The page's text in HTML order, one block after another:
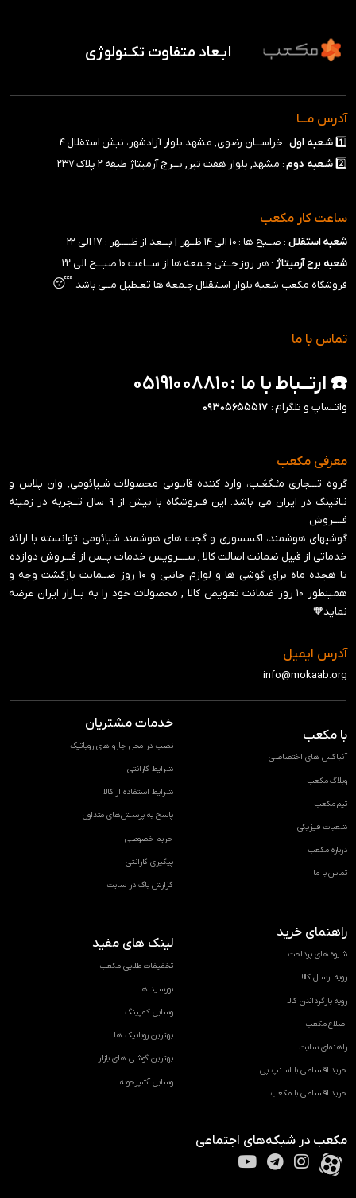
ابـعاد متفاوت تکـنولوژی
آدرس مـــا
1️⃣ شـعبه اول: خراســـان رضوی, مشهد،بلوار آزادشهر، نبش استقلال ۴
2️⃣ شـعبه دوم: مشهد, بلوار هفت تیر, بـــرج آرمیتاژ طبقه ۲ پلاک ۲۳۷
ساعت کار مکعب
شعبه استقلال : صــبح ها : ۱۰ الی ۱۴ ظــهر |
بـــعد از ظـــــهر : ۱۷ الی ۲۲
شعبه برج آرمیتاژ : هر روز حــتی جـمعه ها از ســـاعت ۱۰ صبـــح الی ۲۲
فروشگاه مکعب شعبه بلوار اسـتقلال جـمعه ها تعـطیل مــی باشد
😴
تماس با ما
☎️ ارتــباط با ما :05191008810
واتـساپ و تلگرام : ۰۹۳۰۵۶۵۵۵۱۷
معرفی مکعب
گروه تـــجاری مـُـکَعَـب، وارد کننده قانـونی محصولات شـیائومی, وان پلاس و
نـاثینگ در ایران می باشد. این فــروشگاه با بیش از ۹ سال تــجربه در زمینه
فــــروش
گوشیهای هوشمند، اکسسوری و گجت های هوشمند شیائومی توانسته با ارائه
خدماتی از قبیل ضمانت اصالت کالا , ســــرویس خدمات پــس از فـــروش دوازده
تا هجده ماه برای گوشی ها و لوازم جانبی و ‍۱۰ روز ضــمانت بازگشت وجه و
همینطور ۱۰ روز ضمانت تعویض کالا , محصولات خود را به بــازار ایران عرضه
نماید🧡
آدرس ایمیل
info@mokaab.org
با مکعب
آنباکس های اختصاصی
وبلاگ مکعب
تیم مکعب
شعبات فیزیکی
درباره مکعب
تماس با ما
خدمات مشتریان
نصب در محل جارو های روباتیک
شرایط گارانتی
شرایط استفاده از کالا
پاسخ به پرسش‌های متداول
حریم خصوصی
پیگیری گارانتی
گزارش باگ در سایت
راهنمای خرید
شیوه های پرداخت
رویه ارسال کالا
رویه بازگرداندن کالا
اضلاع مکعب
راهنمای سایت
خرید اقساطی با اسنپ پی
خرید اقساطی با مکعب
لینک های مفید
تخفیفات طلایی مکعب
نورسید ها
وسایل کمپینگ
بهترین روباتیک ها
بهترین گوشی های بازار
وسایل آشپزخونه
مکعب در شبکه‌های اجتماعی